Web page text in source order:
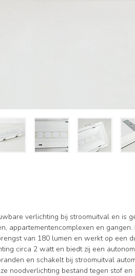
verlichting bij stroomuitval en is
appartementencomplexen en
van 180 lumen en werkt op een
circa 2 watt en biedt zij een
en schakelt bij stroomuitval
noodverlichting bestand tegen stof